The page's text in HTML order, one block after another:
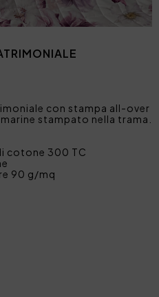
con stampa all-over
stampato nella trama.
cotone 300 TC
90 g/mq